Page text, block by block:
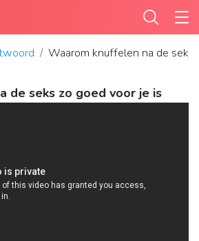
Waarom knuffelen na de seks?
de seks zo goed voor je is